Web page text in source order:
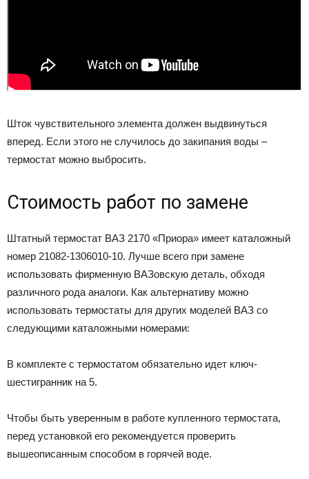
Шток чувствительного элемента должен выдвинуться
вперед. Если этого не случилось до закипания воды –
термостат можно выбросить.
Стоимость работ по замене
Штатный термостат ВАЗ 2170 «Приора» имеет каталожный
номер 21082-1306010-10. Лучше всего при замене
использовать фирменную ВАЗовскую деталь, обходя
различного рода аналоги. Как альтернативу можно
использовать термостаты для других моделей ВАЗ со
следующими каталожными номерами:
В комплекте с термостатом обязательно идет ключ-
шестигранник на 5.
Чтобы быть уверенным в работе купленного термостата,
перед установкой его рекомендуется проверить
вышеописанным способом в горячей воде.